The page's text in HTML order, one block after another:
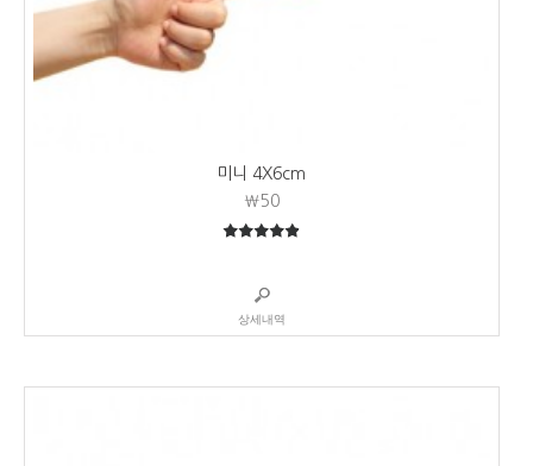
미니 4X6cm
₩50
상세내역